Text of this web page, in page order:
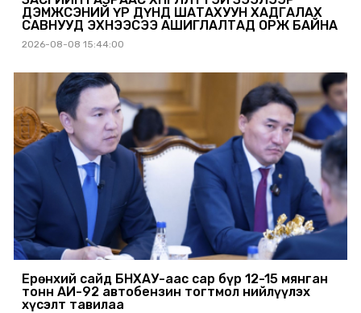
ДЭМЖСЭНИЙ ҮР ДҮНД ШАТАХУУН ХАДГАЛАХ
САВНУУД ЭХНЭЭСЭЭ АШИГЛАЛТАД ОРЖ БАЙНА
2026-08-08 15:44:00
Ерөнхий сайд БНХАУ-аас сар бүр 12-15 мянган
тонн АИ-92 автобензин тогтмол нийлүүлэх
хүсэлт тавилаа